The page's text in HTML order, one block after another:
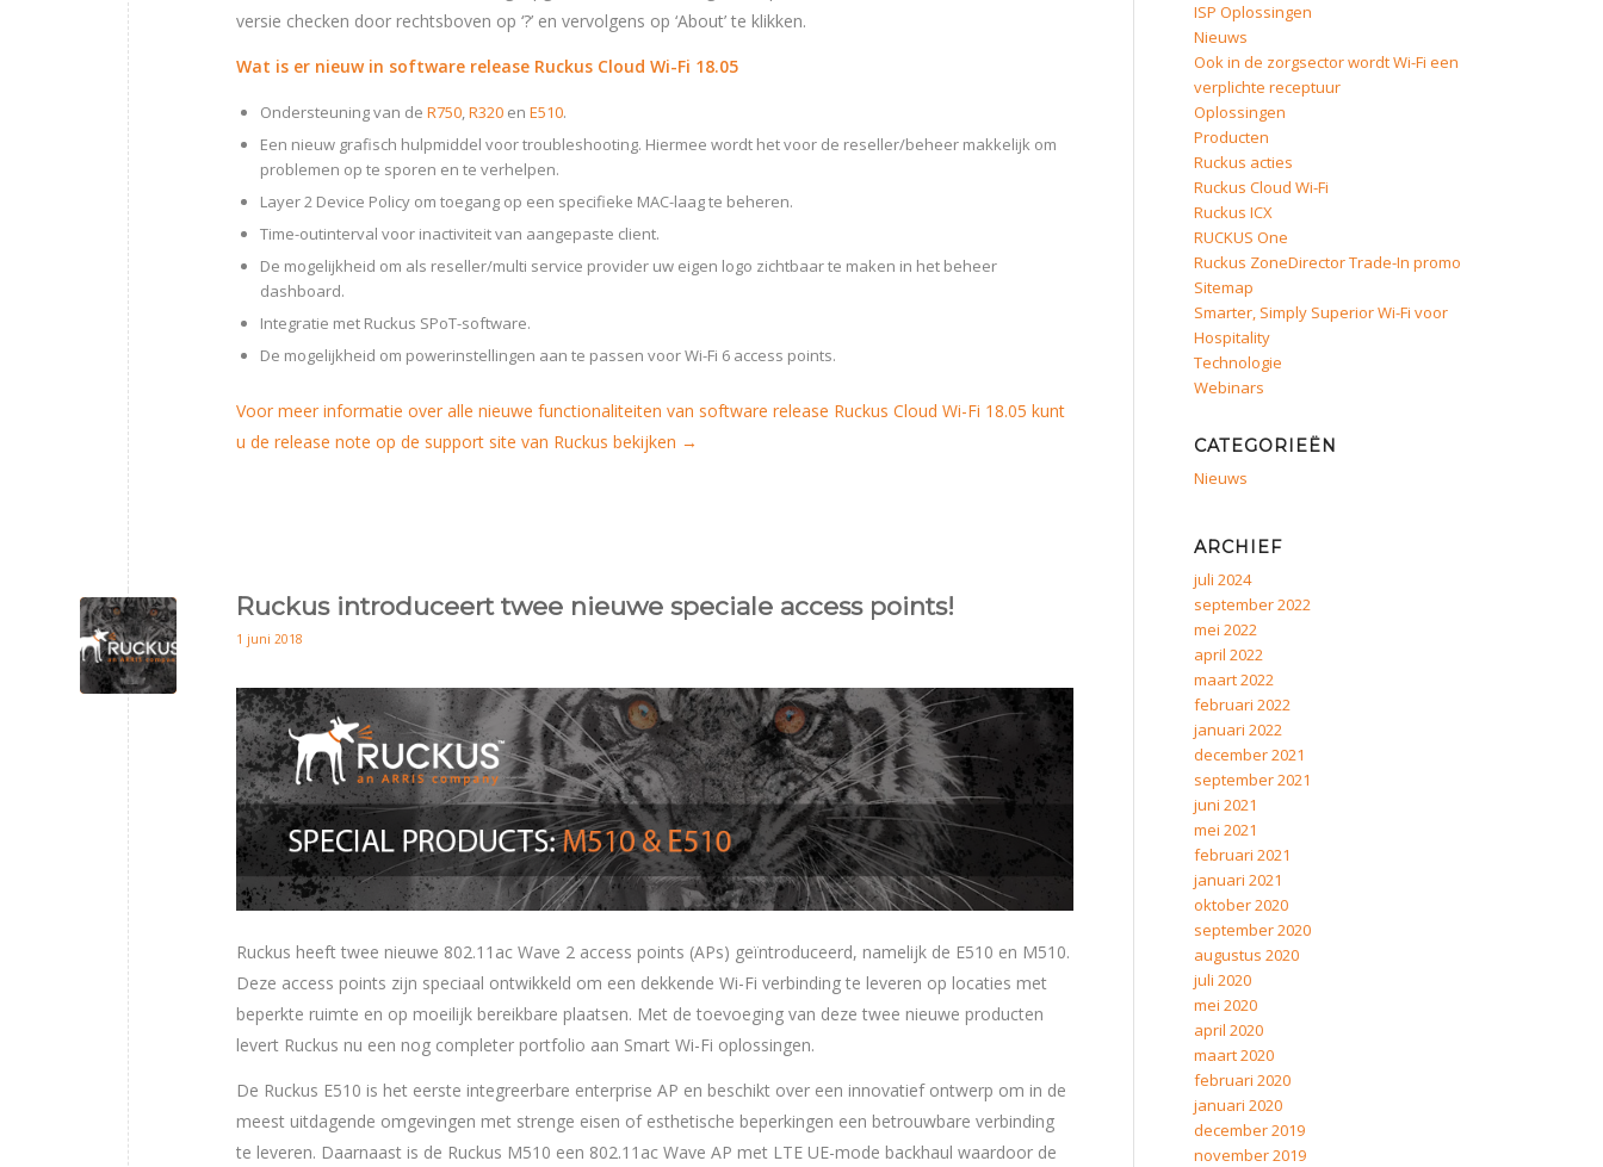
versie checken door rechtsboven op ‘?’ en vervolgens op ‘About’ te klikken.
Wat is er nieuw in software release Ruckus Cloud Wi-Fi 18.05
Ondersteuning van de R750 R320 en E510.
Een nieuw grafisch hulpmiddel voor troubleshooting. Hiermee wordt het voor de reseller/beheer makkelijk om
problemen op te sporen en te verhelpen.
Layer 2 Device Policy om toegang op een specifieke MAC-laag te beheren.
Time-outinterval voor inactiviteit van aangepaste client.
De mogelijkheid om als reseller/multi service provider uw eigen logo zichtbaar te maken in het beheer
dashboard.
Integratie met Ruckus SPoT-software.
De mogelijkheid om powerinstellingen aan te passen voor Wi-Fi 6 access points.
Voor meer informatie over alle nieuwe functionaliteiten van software release Ruckus Cloud Wi-Fi 18.05 kunt
u de release note op de support site van Ruckus bekijken →
Ruckus introduceert twee nieuwe speciale access points!
1 juni 2018
Ruckus heeft twee nieuwe 802.11ac Wave 2 access points (APs) geïntroduceerd, namelijk de E510 en M510.
Deze access points zijn speciaal ontwikkeld om een dekkende Wi-Fi verbinding te leveren op locaties met
beperkte ruimte en op moeilijk bereikbare plaatsen. Met de toevoeging van deze twee nieuwe producten
levert Ruckus nu een nog completer portfolio aan Smart Wi-Fi oplossingen.
De Ruckus E510 is het eerste integreerbare enterprise AP en beschikt over een innovatief ontwerp om in de
meest uitdagende omgevingen met strenge eisen of esthetische beperkingen een betrouwbare verbinding
te leveren. Daarnaast is de Ruckus M510 een 802.11ac Wave AP met LTE UE-mode backhaul waardoor de
ISP Oplossingen
Nieuws
Ook in de zorgsector wordt Wi-Fi een
verplichte receptuur
Oplossingen
Producten
Ruckus acties
Ruckus Cloud Wi-Fi
Ruckus ICX
RUCKUS One
Ruckus ZoneDirector Trade-In promo
Sitemap
Smarter, Simply Superior Wi-Fi voor
Hospitality
Technologie
Webinars
CATEGORIEËN
Nieuws
ARCHIEF
juli 2024
september 2022
mei 2022
april 2022
maart 2022
februari 2022
januari 2022
december 2021
september 2021
juni 2021
mei 2021
februari 2021
januari 2021
oktober 2020
september 2020
augustus 2020
juli 2020
mei 2020
april 2020
maart 2020
februari 2020
januari 2020
december 2019
november 2019